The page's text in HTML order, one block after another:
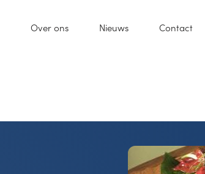
Over ons Nieuws Contact